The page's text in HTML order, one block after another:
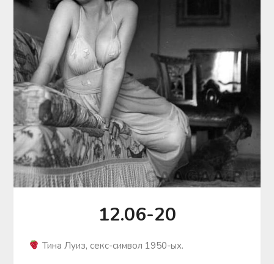
12.06-20
Тина Луиз, секс-символ 1950-ых.